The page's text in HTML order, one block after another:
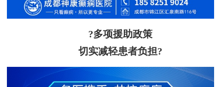
?多项援助政策
切实减轻患者负担?